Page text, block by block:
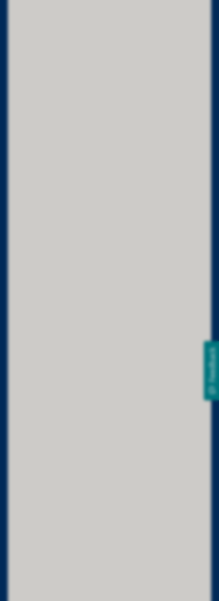
Feedback